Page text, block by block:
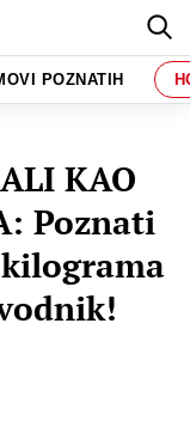
POZNATIH
KAO
Poznati